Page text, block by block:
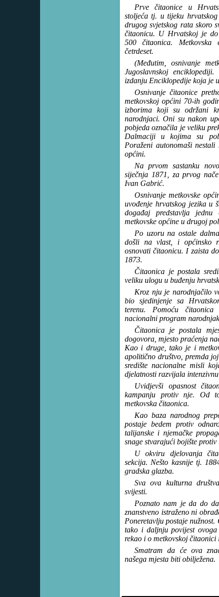
Prve čitaonice u
stoljeća tj. u tijeku
drugog svjetskog rata skoro
čitaonicu. U Hrvatskoj je
500 čitaonica.
četrdeset.
(Međutim, osnivanje
Jugoslavnskoj
izdanju Enciklopedije koja je
Osnivanje čitaonice
metkovskoj općini 70-ih
izborima koji su održani
narodnjaci. Oni su nakon
pobjeda označila je veliku
Dalmaciji u kojima su
Poraženi autonomaši
općini.
Na prvom sastanku
siječnja 1871, za prvog
Ivan Gabrić.
Osnivanje metkovske
uvođenje hrvatskog jezika u
događaj predstavlja
metkovske općine u drugoj
Po uzoru na ostale
došli na vlast, i općinsko
osnovati čitaonicu. I zaista
1873.
Čitaonica je postala
veliku ulogu u buđenju
Kroz nju je narodnjačilo
bio sjedinjenje sa
terenu. Pomoću
nacionalni program
Čitaonica je postala
dogovora, mjesto praćenja
Kao i druge, tako je i
apolitično društvo, premda
središte nacionalne misli
djelatnosti razvijala
Uvidjevši opasnost
kampanju protiv nje. Od
metkovska čitaonica.
Kao baza narodnog
postaje bedem protiv
talijanske i njemačke
snage stvarajući bojište protiv
U okviru djelovanja
sekcija. Nešto kasnije tj.
gradska glazba.
Sva ova kulturna
svijesti.
Poznato nam je da do
znanstveno istraženo ni
Poneretavlju postaje
tako i daljnju povijest
rekao i o metkovskoj
Smatram da će ova
našega mjesta biti obilježena.